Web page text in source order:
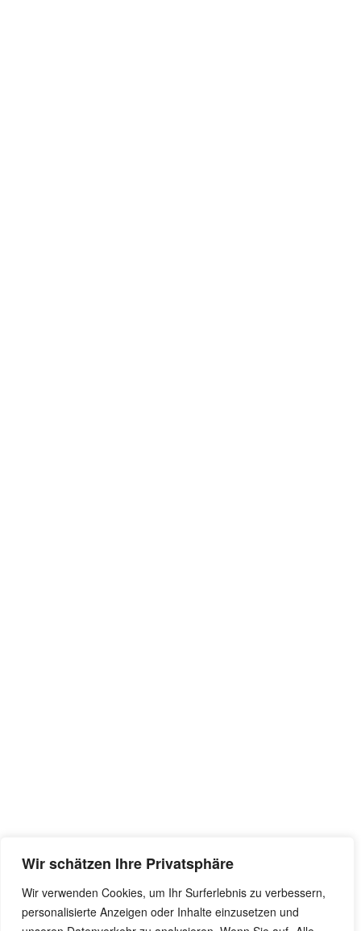
Wir schätzen Ihre Privatsphäre
Wir verwenden Cookies, um Ihr Surferlebnis zu verbessern,
personalisierte Anzeigen oder Inhalte einzusetzen und